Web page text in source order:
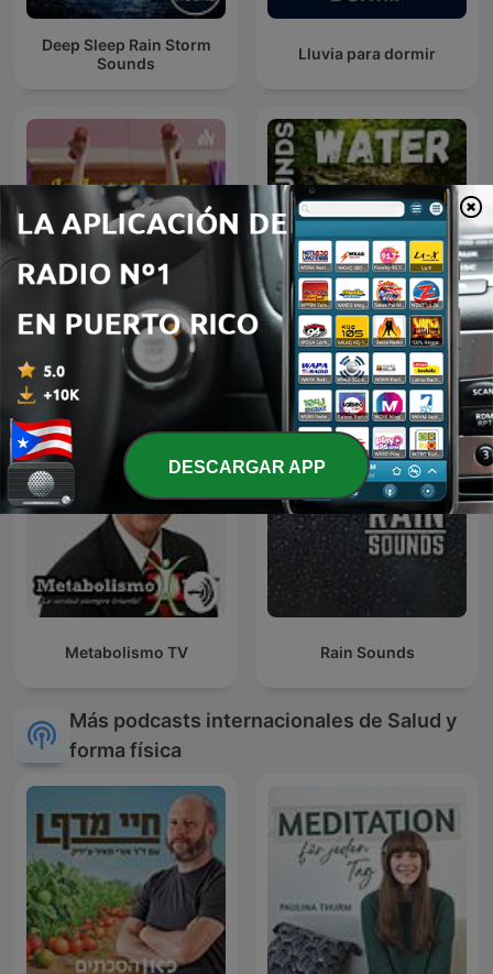
Deep Sleep Rain Storm
Sounds
Lluvia para dormir
La Importancia De Hacer
Ejercicio
Sleep Sounds - Water
Metabolismo TV Rain Sounds
Más podcasts internacionales de Salud y
forma física
DESCARGAR APP